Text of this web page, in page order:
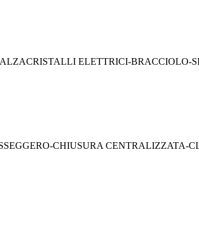
ELETTRICI-BRACCIOLO-
CHIUSURA CENTRALIZZATA-